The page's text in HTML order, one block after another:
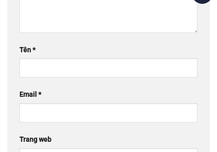
Tên*
Email*
Trang web